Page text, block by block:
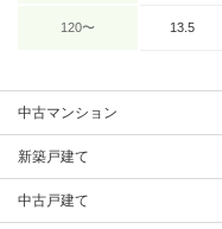
120〜 13.5
中古マンション
新築戸建て
中古戸建て